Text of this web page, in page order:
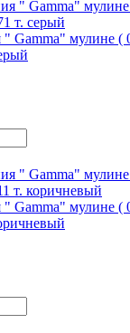
Gamma" мулине (
Gamma" мулине (